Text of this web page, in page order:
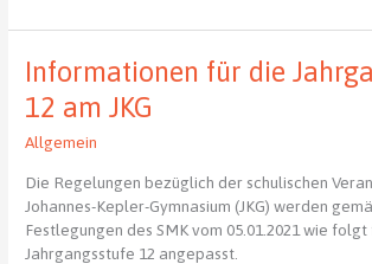
die
11
am
JKG
Informationen für die
12 am JKG
Allgemein
Die Regelungen bezüglich der schulischen
Johannes-Kepler-Gymnasium (JKG) werden
Festlegungen des SMK vom 05.01.2021 wie folgt
Jahrgangsstufe 12 angepasst.